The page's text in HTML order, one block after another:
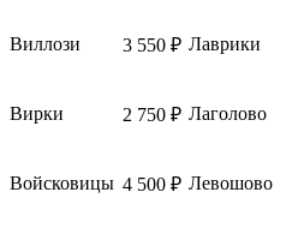
Виллози 3 550 ₽ Лаврики
Вирки 2 750 ₽ Лаголово
Войсковицы 4 500 ₽ Левошово